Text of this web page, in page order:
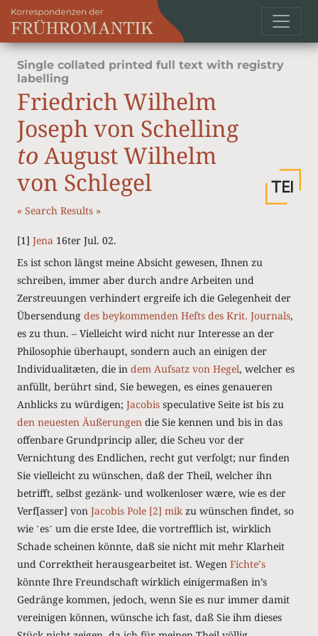
Single collated printed full text with registry
labelling
Friedrich Wilhelm
Joseph von Schelling
to August Wilhelm
von Schlegel
« Search Results »
[1] Jena 16ter Jul. 02.
Es ist schon längst meine Absicht gewesen, Ihnen zu
schreiben, immer aber durch andre Arbeiten und
Zerstreuungen verhindert ergreife ich die Gelegenheit der
Übersendung des beykommenden Hefts des Krit. Journals,
es zu thun. – Vielleicht wird nicht nur Interesse an der
Philosophie überhaupt, sondern auch an einigen der
Individualitæten, die in dem Aufsatz von Hegel, welcher es
anfüllt, berührt sind, Sie bewegen, es eines genaueren
Anblicks zu würdigen; Jacobis speculative Seite ist bis zu
den neuesten Äußerungen die Sie kennen und bis in das
offenbare Grundprincip aller, die Scheu vor der
Vernichtung des Endlichen, recht gut verfolgt; nur finden
Sie vielleicht zu wünschen, daß der Theil, welcher ihn
betrifft, selbst gezänk- und wolkenloser wære, wie es der
Verf[asser] von Jacobis Pole [2] mik zu wünschen findet, so
wie ˹es˺ um die erste Idee, die vortrefflich ist, wirklich
Schade scheinen könnte, daß sie nicht mit mehr Klarheit
und Correktheit herausgearbeitet ist. Wegen Fichteʼs
könnte Ihre Freundschaft wirklich einigermaßen in’s
Gedränge kommen, jedoch, wenn Sie es nur immer damit
vereinigen können, wünsche ich fast, daß Sie ihm dieses